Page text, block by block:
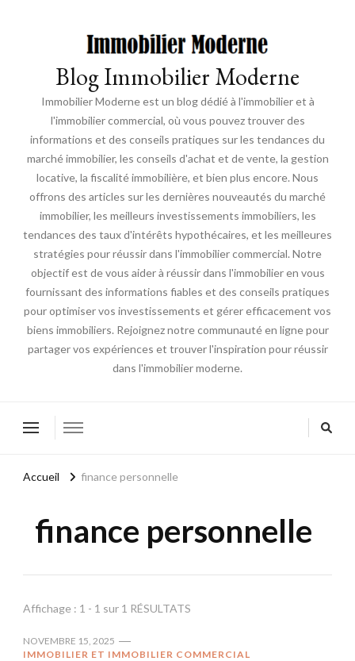
Blog Immobilier Moderne
Immobilier Moderne est un blog dédié à l'immobilier et à
l'immobilier commercial, où vous pouvez trouver des
informations et des conseils pratiques sur les tendances du
marché immobilier, les conseils d'achat et de vente, la gestion
locative, la fiscalité immobilière, et bien plus encore. Nous
offrons des articles sur les dernières nouveautés du marché
immobilier, les meilleurs investissements immobiliers, les
tendances des taux d'intérêts hypothécaires, et les meilleures
stratégies pour réussir dans l'immobilier commercial. Notre
objectif est de vous aider à réussir dans l'immobilier en vous
fournissant des informations fiables et des conseils pratiques
pour optimiser vos investissements et gérer efficacement vos
biens immobiliers. Rejoignez notre communauté en ligne pour
partager vos expériences et trouver l'inspiration pour réussir
dans l'immobilier moderne.
Accueil finance personnelle
finance personnelle
Affichage : 1 - 1 sur 1 RÉSULTATS
NOVEMBRE 15, 2025
IMMOBILIER ET IMMOBILIER COMMERCIAL